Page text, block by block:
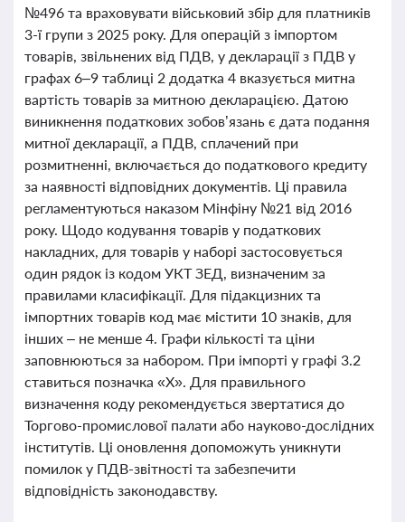
№496 та враховувати військовий збір для платників
3-ї групи з 2025 року. Для операцій з імпортом
товарів, звільнених від ПДВ, у декларації з ПДВ у
графах 6–9 таблиці 2 додатка 4 вказується митна
вартість товарів за митною декларацією. Датою
виникнення податкових зобов’язань є дата подання
митної декларації, а ПДВ, сплачений при
розмитненні, включається до податкового кредиту
за наявності відповідних документів. Ці правила
регламентуються наказом Мінфіну №21 від 2016
року. Щодо кодування товарів у податкових
накладних, для товарів у наборі застосовується
один рядок із кодом УКТ ЗЕД, визначеним за
правилами класифікації. Для підакцизних та
імпортних товарів код має містити 10 знаків, для
інших – не менше 4. Графи кількості та ціни
заповнюються за набором. При імпорті у графі 3.2
ставиться позначка «Х». Для правильного
визначення коду рекомендується звертатися до
Торгово-промислової палати або науково-дослідних
інститутів. Ці оновлення допоможуть уникнути
помилок у ПДВ-звітності та забезпечити
відповідність законодавству.